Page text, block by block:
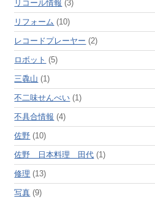
リコール情報 (3)
リフォーム (10)
レコードプレーヤー (2)
ロボット (5)
三毳山 (1)
不二味せんべい (1)
不具合情報 (4)
佐野 (10)
佐野 日本料理 田代 (1)
修理 (13)
写真 (9)